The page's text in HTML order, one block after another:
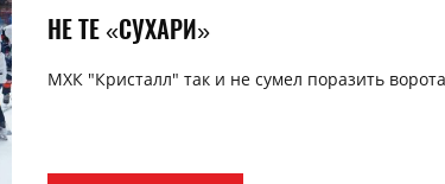
НЕ ТЕ «СУХАРИ»
МХК "Кристалл" так и не сумел поразить